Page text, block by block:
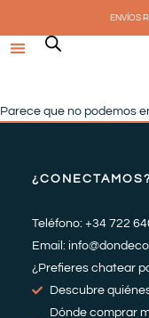
contenido
ENVÍOS
Parece que no podemos
¿CONECTAMOS?
Teléfono: +34 722
Email:
¿Prefieres chatear
Descubre
Dónde comprar